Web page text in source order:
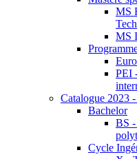
MS
MS
PEI
Catalogue 2023
Bachelor
BS
Cycle